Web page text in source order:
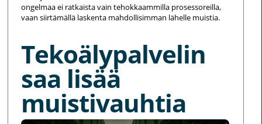
ongelmaa ei ratkaista vain tehokkaammilla prosessoreilla,
vaan siirtämällä laskenta mahdollisimman lähelle muistia.
Tekoälypalvelin
saa lisää
muistivauhtia